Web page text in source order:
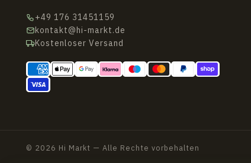
+49 176 31451159
kontakt@hi-markt.de
Kostenloser Versand
© 2026 Hi Markt — Alle Rechte vorbehalten